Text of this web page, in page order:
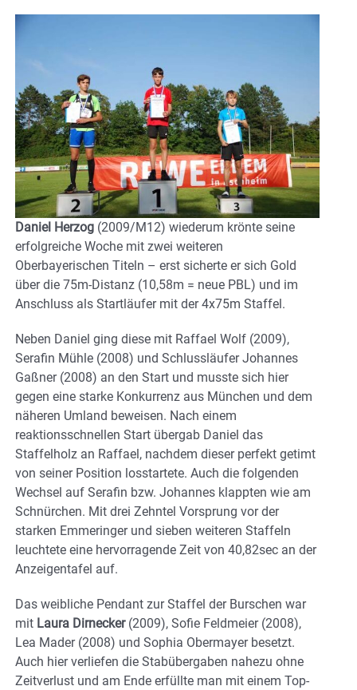
Daniel Herzog (2009/M12) wiederum krönte seine
erfolgreiche Woche mit zwei weiteren
Oberbayerischen Titeln – erst sicherte er sich Gold
über die 75m-Distanz (10,58m = neue PBL) und im
Anschluss als Startläufer mit der 4x75m Staffel.
Neben Daniel ging diese mit Raffael Wolf (2009),
Serafin Mühle (2008) und Schlussläufer Johannes
Gaßner (2008) an den Start und musste sich hier
gegen eine starke Konkurrenz aus München und dem
näheren Umland beweisen. Nach einem
reaktionsschnellen Start übergab Daniel das
Staffelholz an Raffael, nachdem dieser perfekt getimt
von seiner Position losstartete. Auch die folgenden
Wechsel auf Serafin bzw. Johannes klappten wie am
Schnürchen. Mit drei Zehntel Vorsprung vor der
starken Emmeringer und sieben weiteren Staffeln
leuchtete eine hervorragende Zeit von 40,82sec an der
Anzeigentafel auf.
Das weibliche Pendant zur Staffel der Burschen war
mit Laura Dirnecker(2009), Sofie Feldmeier (2008),
Lea Mader (2008) und Sophia Obermayer besetzt.
Auch hier verliefen die Stabübergaben nahezu ohne
Zeitverlust und am Ende erfüllte man mit einem Top-